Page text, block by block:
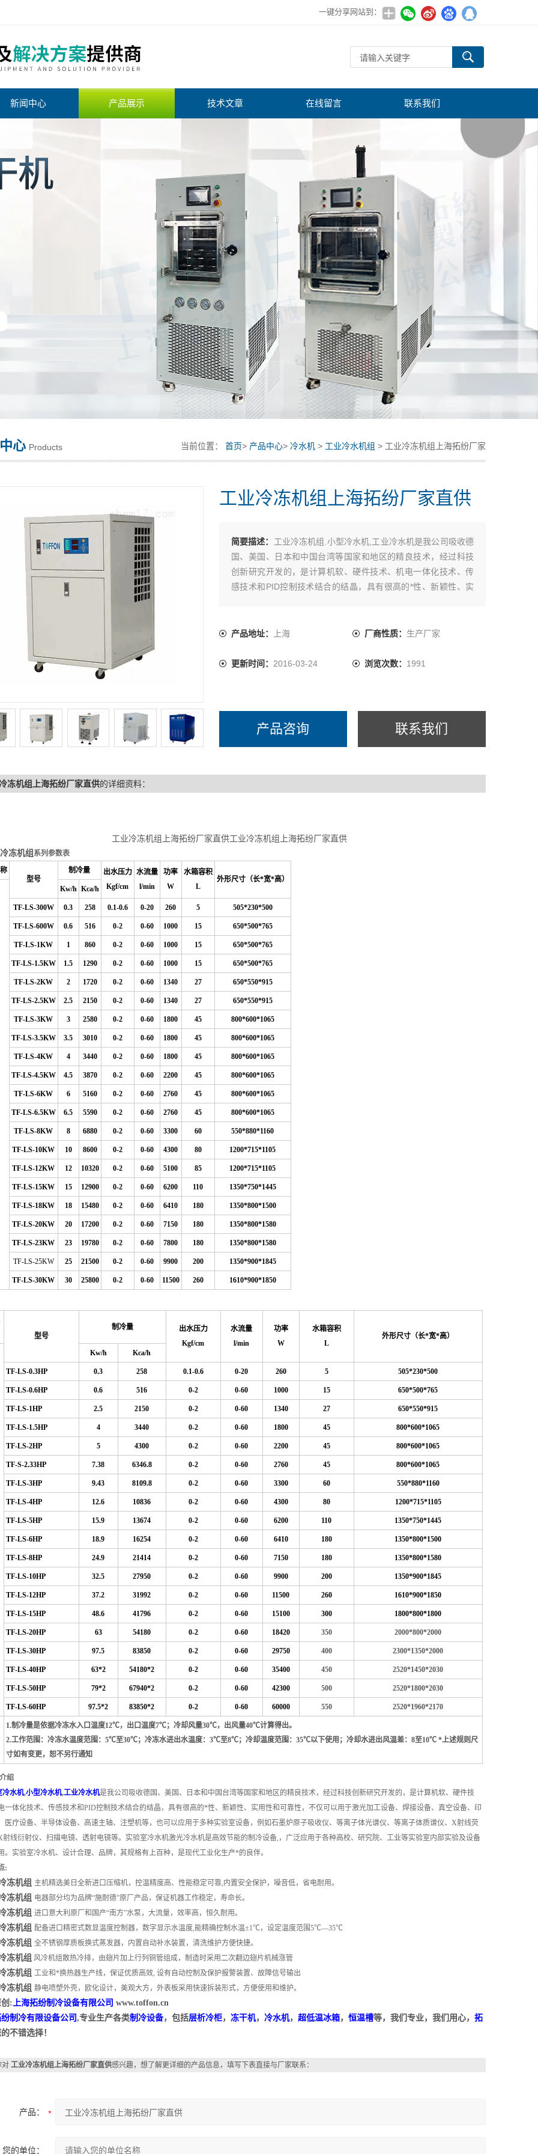
一键分享网站到：
新闻中心 产品展示 技术文章 在线留言 联系我们
心 Products 当前位置： 首页> 产品中心> 冷水机 > 工业冷水机组 > 工业冷冻机组上海拓纷厂家
直供
工业冷冻机组上海拓纷厂家直供
简要描述： 工业冷冻机组.小型冷水机,工业冷水机是我公司吸收德
国、美国、日本和中国台湾等国家和地区的精良技术，经过科技
创新研究开发的，是计算机软、硬件技术、机电一体化技术、传
感技术和PID控制技术结合的结晶，具有很高的*性、新颖性、实
产品地址： 上海 厂商性质： 生产厂家
更新时间： 2016-03-24 浏览次数： 1991
产品咨询 联系我们
冻机组上海拓纷厂家直供的详细资料：
工业冷冻机组上海拓纷厂家直供工业冷冻机组上海拓纷厂家直供
冻机组 系列参数表
型号
制冷量
出水压力
Kgf/cm
水流量
l/min
功率
W
水箱容积
L
外形尺寸（长*宽*高）
Kw/h Kca/h
TF-LS-300W 0.3 258 0.1-0.6 0-20 260 5 505*230*500
TF-LS-600W 0.6 516 0-2 0-60 1000 15 650*500*765
TF-LS-1KW 1 860 0-2 0-60 1000 15 650*500*765
TF-LS-1.5KW 1.5 1290 0-2 0-60 1000 15 650*500*765
TF-LS-2KW 2 1720 0-2 0-60 1340 27 650*550*915
TF-LS-2.5KW 2.5 2150 0-2 0-60 1340 27 650*550*915
TF-LS-3KW 3 2580 0-2 0-60 1800 45 800*600*1065
TF-LS-3.5KW 3.5 3010 0-2 0-60 1800 45 800*600*1065
TF-LS-4KW 4 3440 0-2 0-60 1800 45 800*600*1065
TF-LS-4.5KW 4.5 3870 0-2 0-60 2200 45 800*600*1065
TF-LS-6KW 6 5160 0-2 0-60 2760 45 800*600*1065
TF-LS-6.5KW 6.5 5590 0-2 0-60 2760 45 800*600*1065
TF-LS-8KW 8 6880 0-2 0-60 3300 60 550*880*1160
TF-LS-10KW 10 8600 0-2 0-60 4300 80 1200*715*1105
TF-LS-12KW 12 10320 0-2 0-60 5100 85 1200*715*1105
TF-LS-15KW 15 12900 0-2 0-60 6200 110 1350*750*1445
TF-LS-18KW 18 15480 0-2 0-60 6410 180 1350*800*1500
TF-LS-20KW 20 17200 0-2 0-60 7150 180 1350*800*1580
TF-LS-23KW 23 19780 0-2 0-60 7800 180 1350*800*1580
TF-LS-25KW 25 21500 0-2 0-60 9900 200 1350*900*1845
TF-LS-30KW 30 25800 0-2 0-60 11500 260 1610*900*1850
型号
制冷量
出水压力
Kgf/cm
水流量
l/min
功率
W
水箱容积
L
外形尺寸（长*宽*高）
Kw/h Kca/h
TF-LS-0.3HP 0.3 258 0.1-0.6 0-20 260 5 505*230*500
TF-LS-0.6HP 0.6 516 0-2 0-60 1000 15 650*500*765
TF-LS-1HP 2.5 2150 0-2 0-60 1340 27 650*550*915
TF-LS-1.5HP 4 3440 0-2 0-60 1800 45 800*600*1065
TF-LS-2HP 5 4300 0-2 0-60 2200 45 800*600*1065
TF-S-2.33HP 7.38 6346.8 0-2 0-60 2760 45 800*600*1065
TF-LS-3HP 9.43 8109.8 0-2 0-60 3300 60 550*880*1160
TF-LS-4HP 12.6 10836 0-2 0-60 4300 80 1200*715*1105
TF-LS-5HP 15.9 13674 0-2 0-60 6200 110 1350*750*1445
TF-LS-6HP 18.9 16254 0-2 0-60 6410 180 1350*800*1500
TF-LS-8HP 24.9 21414 0-2 0-60 7150 180 1350*800*1580
TF-LS-10HP 32.5 27950 0-2 0-60 9900 200 1350*900*1845
TF-LS-12HP 37.2 31992 0-2 0-60 11500 260 1610*900*1850
TF-LS-15HP 48.6 41796 0-2 0-60 15100 300 1800*800*1800
TF-LS-20HP 63 54180 0-2 0-60 18420 350 2000*800*2000
TF-LS-30HP 97.5 83850 0-2 0-60 29750 400 2300*1350*2000
TF-LS-40HP 63*2 54180*2 0-2 0-60 35400 450 2520*1450*2030
TF-LS-50HP 79*2 67940*2 0-2 0-60 42300 500 2520*1800*2030
TF-LS-60HP 97.5*2 83850*2 0-2 0-60 60000 550 2520*1960*2170
1.制冷量是依据冷冻水入口温度12℃，出口温度7℃；冷却风量30℃，出风量40℃计算得出。
2.工作范围：冷冻水温度范围：5℃至30℃；冷冻水进出水温度：3℃至8℃；冷却温度范围：35℃以下使用；冷却水进出风温差：8至10℃ *上述规则尺
寸如有变更，恕不另行通知
绍
冷水机,小型冷水机,工业冷水机是我公司吸收德国、美国、日本和中国台湾等国家和地区的精良技术，经过科技创新研究开发的，是计算机软、硬件技
一体化技术、传感技术和PID控制技术结合的结晶，具有很高的*性、新颖性、实用性和可靠性，不仅可以用于激光加工设备、焊接设备、真空设备、印
医疗设备、半导体设备、高速主轴、注塑机等，也可以应用于多种实验室设备，例如石墨炉原子吸收仪、等离子体光谱仪、等离子体质谱仪、X射线荧
射线衍射仪、扫描电镜、透射电镜等。 实验室冷水机激光冷水机是高效节能的制冷设备,，广泛应用于各种高校、研究院、工业等实验室内部实验及设备
。 实验室冷水机、设计合理、品牌，其规格有上百种，是现代工业化生产*的良伴。
:
冻机组 主机精选美日全新进口压缩机，控温精度高、性能稳定可靠,内置安全保护，噪音低，省电耐用。
冻机组 电器部分均为品牌“施耐德”原厂产品，保证机器工作稳定，寿命长。
冻机组 进口意大利原厂和国产“南方”水泵，大流量，效率高，恒久耐用。
冻机组 配备进口精密式数显温度控制器，数字显示水温度,能精确控制水温±1℃，设定温度范围5℃—35℃
冻机组 全不锈钢厚质板换式蒸发器，内置自动补水装置，清洗维护方便快捷。
冻机组 风冷机组散热冷排，由翅片加上行列铜管组成，制造时采用二次翻边翅片机械涨管
冻机组 工业和*换热器生产线，保证优质高效, 设有自动控制及保护报警装置、故障信号输出
冻机组 静电喷塑外壳，欧化设计，美观大方，外表板采用快速拆装形式，方便使用和维护。
:上海拓纷制冷设备有限公司 www.toffon.cn
制冷有限设备公司 ,专业生产各类制冷设备，包括层析冷柜， 冻干机， 冷水机， 超低温冰箱， 恒温槽等，我们专业，我们用心， 拓
不错选择！
工业冷冻机组上海拓纷厂家直供感兴趣，想了解更详细的产品信息，填写下表直接与厂家联系：
产品：
您的单位：